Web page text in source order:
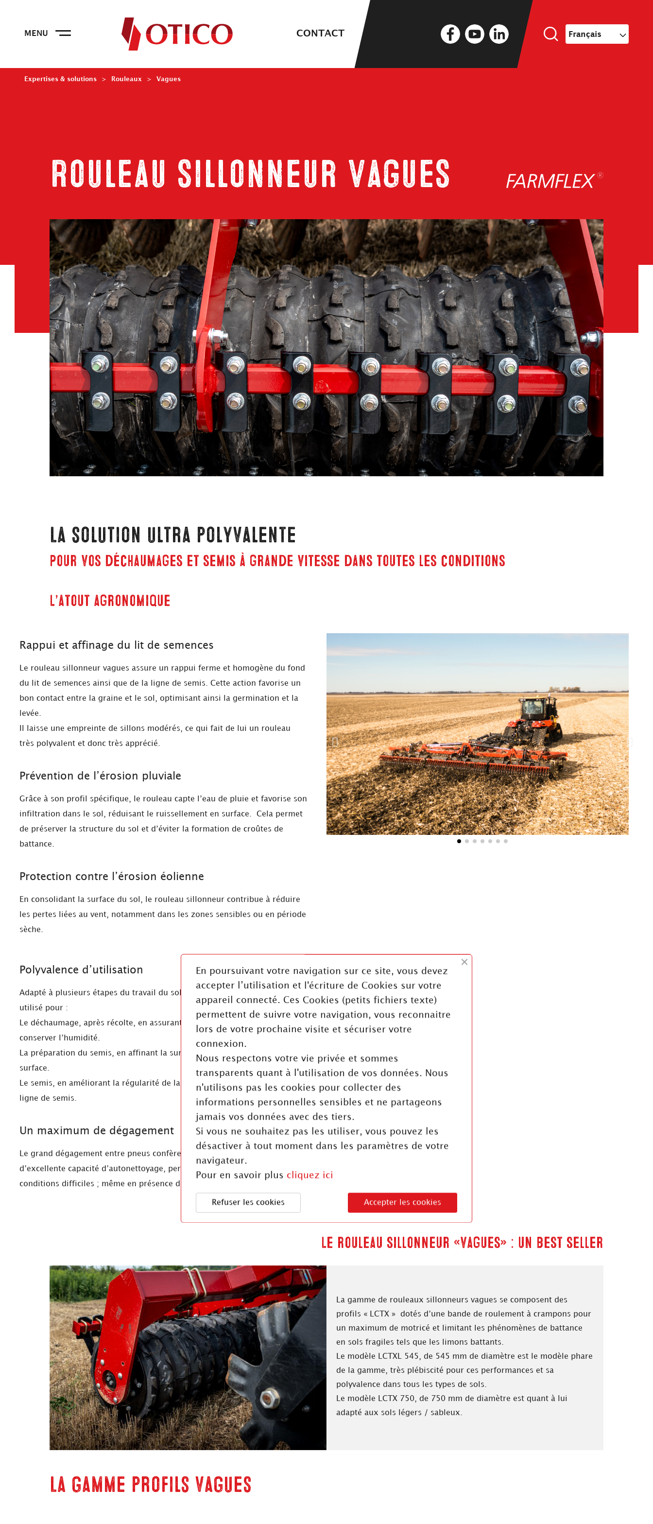
CONTACT FacebookYouTubeLinkedIn
Français
Expertises & solutions Rouleaux Vagues
Rouleau sillonneur Vagues
La solution ultra polyvalente
pour vos déchaumages et semis à grande vitesse dans toutes les conditions
L’atout agronomique
Rappui et affinage du lit de semences
Le rouleau sillonneur vagues assure un rappui ferme et homogène du fond
du lit de semences ainsi que de la ligne de semis. Cette action favorise un
bon contact entre la graine et le sol, optimisant ainsi la germination et la
levée.
Il laisse une empreinte de sillons modérés, ce qui fait de lui un rouleau
très polyvalent et donc très apprécié.
Prévention de l’érosion pluviale
Grâce à son profil spécifique, le rouleau capte l’eau de pluie et favorise son
infiltration dans le sol, réduisant le ruissellement en surface. Cela permet
de préserver la structure du sol et d’éviter la formation de croûtes de
battance.
Protection contre l’érosion éolienne
En consolidant la surface du sol, le rouleau sillonneur contribue à réduire
les pertes liées au vent, notamment dans les zones sensibles ou en période
sèche.
Polyvalence d’utilisation
Adapté à plusieurs étapes du travail du sol, le rouleau sillonneur peut être
utilisé pour :
Le déchaumage, après récolte, en assurant un rappui optimal afin de
conserver l’humidité.
La préparation du semis, en affinant la surface et reconsolidant le sol en
surface.
Le semis, en améliorant la régularité de la profondeur et la stabilité de la
ligne de semis.
Un maximum de dégagement
Le grand dégagement entre pneus confère aux rouleaux vagues
d’excellente capacité d’autonettoyage, permet ainsi d’évoluer en
conditions difficiles ; même en présence de cailloux.
Le rouleau sillonneur « vagues » : un best seller
La gamme de rouleaux sillonneurs vagues se composent des
profils « LCTX » dotés d’une bande de roulement à crampons pour
un maximum de motricé et limitant les phénomènes de battance
en sols fragiles tels que les limons battants.
Le modèle LCTXL 545, de 545 mm de diamètre est le modèle phare
de la gamme, très plébiscité pour ces performances et sa
polyvalence dans tous les types de sols.
Le modèle LCTX 750, de 750 mm de diamètre est quant à lui
adapté aux sols légers / sableux.
La gamme profils vagues
En poursuivant votre navigation sur ce site, vous devez
accepter l’utilisation et l'écriture de Cookies sur votre
appareil connecté. Ces Cookies (petits fichiers texte)
permettent de suivre votre navigation, vous reconnaitre
lors de votre prochaine visite et sécuriser votre
connexion.
Nous respectons votre vie privée et sommes
transparents quant à l'utilisation de vos données. Nous
n'utilisons pas les cookies pour collecter des
informations personnelles sensibles et ne partageons
jamais vos données avec des tiers.
Si vous ne souhaitez pas les utiliser, vous pouvez les
désactiver à tout moment dans les paramètres de votre
navigateur.
Pour en savoir plus cliquez ici
Accepter les cookies
Refuser les cookies